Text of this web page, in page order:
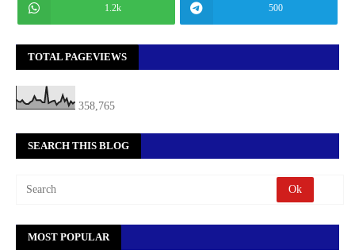
1.2k 500
TOTAL PAGEVIEWS
358,765
SEARCH THIS BLOG
MOST POPULAR